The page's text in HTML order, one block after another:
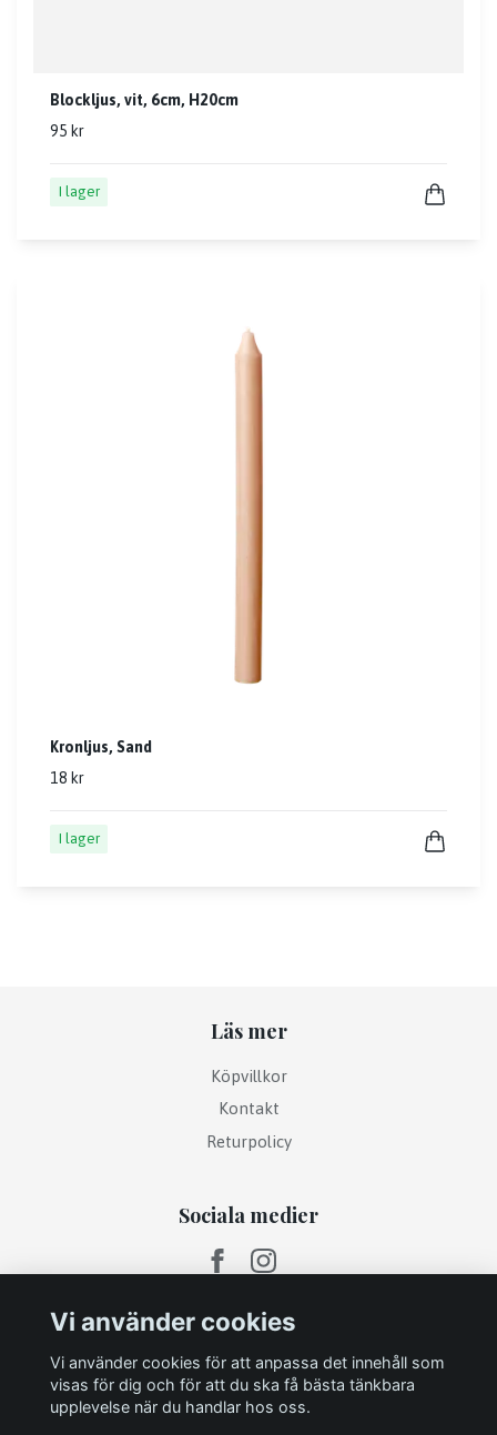
Blockljus, vit, 6cm, H20cm
95 kr
I lager
Kronljus, Sand
18 kr
I lager
Läs mer
Köpvillkor
Kontakt
Returpolicy
Sociala medier
Vi använder cookies
Vi använder cookies för att anpassa det innehåll som
visas för dig och för att du ska få bästa tänkbara
upplevelse när du handlar hos oss.